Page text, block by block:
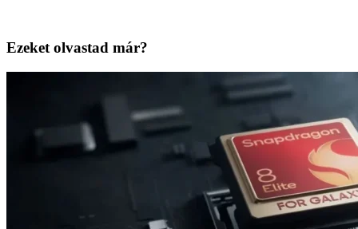
Ezeket olvastad már?